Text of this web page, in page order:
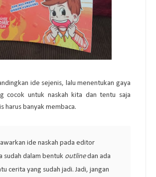
ide sejenis, lalu menentukan gaya
cocok untuk naskah kita dan tentu saja
harus banyak membaca.
ide naskah pada editor
sudah dalam bentuk outlinedan ada
cerita yang sudah jadi. Jadi, jangan